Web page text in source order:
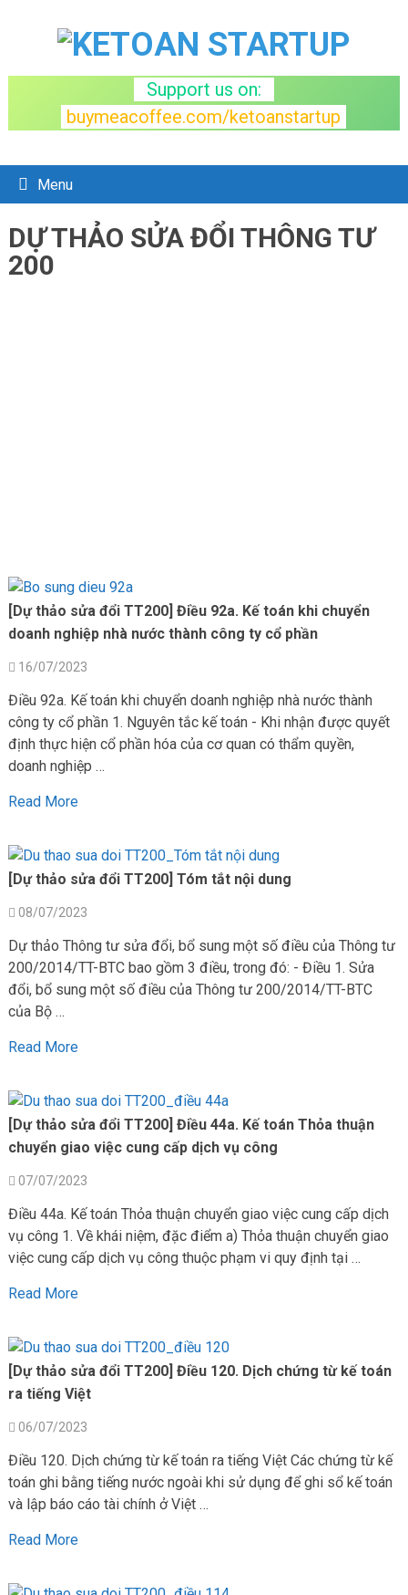
Support us on:
buymeacoffee.com/ketoanstartup
Menu
TAG:
DỰ THẢO SỬA ĐỔI THÔNG TƯ
200
[Dự thảo sửa đổi TT200] Điều 92a. Kế toán khi chuyển
doanh nghiệp nhà nước thành công ty cổ phần
16/07/2023
Điều 92a. Kế toán khi chuyển doanh nghiệp nhà nước thành
công ty cổ phần 1. Nguyên tắc kế toán - Khi nhận được quyết
định thực hiện cổ phần hóa của cơ quan có thẩm quyền,
doanh nghiệp …
Read More
[Dự thảo sửa đổi TT200] Tóm tắt nội dung
08/07/2023
Dự thảo Thông tư sửa đổi, bổ sung một số điều của Thông tư
200/2014/TT-BTC bao gồm 3 điều, trong đó: - Điều 1. Sửa
đổi, bổ sung một số điều của Thông tư 200/2014/TT-BTC
của Bộ …
Read More
[Dự thảo sửa đổi TT200] Điều 44a. Kế toán Thỏa thuận
chuyển giao việc cung cấp dịch vụ công
07/07/2023
Điều 44a. Kế toán Thỏa thuận chuyển giao việc cung cấp dịch
vụ công 1. Về khái niệm, đặc điểm a) Thỏa thuận chuyển giao
việc cung cấp dịch vụ công thuộc phạm vi quy định tại …
Read More
[Dự thảo sửa đổi TT200] Điều 120. Dịch chứng từ kế toán
ra tiếng Việt
06/07/2023
Điều 120. Dịch chứng từ kế toán ra tiếng Việt Các chứng từ kế
toán ghi bằng tiếng nước ngoài khi sử dụng để ghi sổ kế toán
và lập báo cáo tài chính ở Việt …
Read More